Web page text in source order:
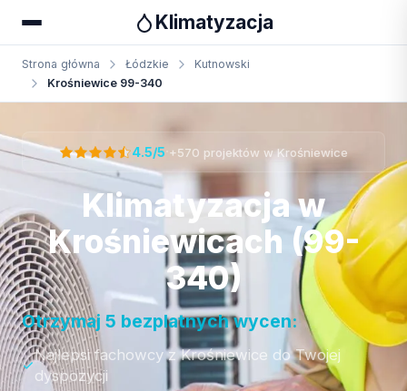
Klimatyzacja
Strona główna Łódzkie
Kutnowski
Krośniewice 99-340
Otrzymaj bezpłatną wycenę
4.5/5 +570 projektów w Krośniewice
Klimatyzacja w
Krośniewicach (99-
340)
Otrzymaj 5 bezplatnych wycen:
Najlepsi fachowcy z Krośniewice do Twojej
dyspozycji